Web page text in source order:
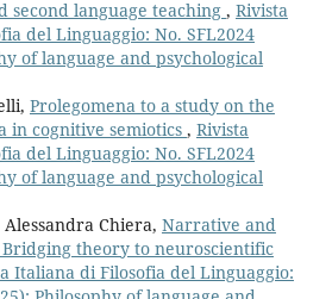
second language teaching , Rivista
del Linguaggio: No. SFL2024
of language and psychological
Prolegomena to a study on the
in cognitive semiotics , Rivista
del Linguaggio: No. SFL2024
of language and psychological
Chiera, Narrative and
theory to neuroscientific
Italiana di Filosofia del Linguaggio: